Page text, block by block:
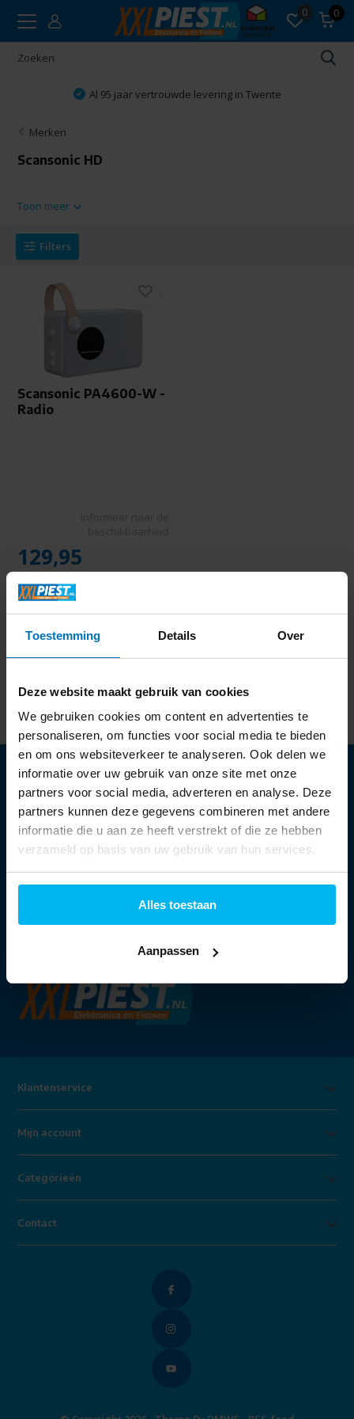
Toestemming Details Over
Deze website maakt gebruik van cookies
We gebruiken cookies om content en advertenties te
personaliseren, om functies voor social media te bieden
en om ons websiteverkeer te analyseren. Ook delen we
informatie over uw gebruik van onze site met onze
partners voor social media, adverteren en analyse. Deze
partners kunnen deze gegevens combineren met andere
informatie die u aan ze heeft verstrekt of die ze hebben
verzameld op basis van uw gebruik van hun services.
Alles toestaan
Aanpassen
0 0
Al 95 jaar vertrouwde levering in Twente
Merken
Scansonic HD
Toon meer
Filters
Scansonic PA4600-W -
Radio
129,95
Openingstijden:
Klantenservice
Mijn account
Categorieën
Contact